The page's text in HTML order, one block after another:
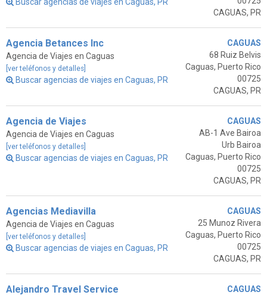
CAGUAS, PR
Agencia Betances Inc
Agencia de Viajes en Caguas
[ver teléfonos y detalles]
Buscar agencias de viajes en Caguas, PR
CAGUAS
68 Ruiz Belvis
Caguas, Puerto Rico
00725
CAGUAS, PR
Agencia de Viajes
Agencia de Viajes en Caguas
[ver teléfonos y detalles]
Buscar agencias de viajes en Caguas, PR
CAGUAS
AB-1 Ave Bairoa
Urb Bairoa
Caguas, Puerto Rico
00725
CAGUAS, PR
Agencias Mediavilla
Agencia de Viajes en Caguas
[ver teléfonos y detalles]
Buscar agencias de viajes en Caguas, PR
CAGUAS
25 Munoz Rivera
Caguas, Puerto Rico
00725
CAGUAS, PR
Alejandro Travel Service
CAGUAS